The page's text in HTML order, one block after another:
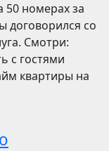
50 номерах за
договорился со
Смотри:
с гостями
квартиры на